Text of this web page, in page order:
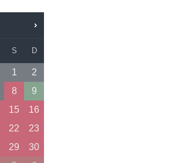
S D
1
2
8
9
15
16
22
23
29
30